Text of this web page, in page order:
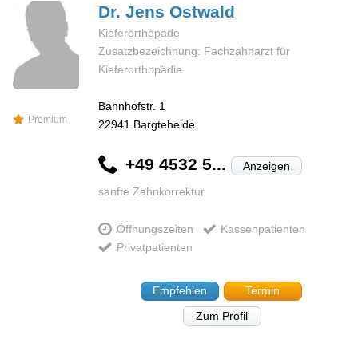
Premium
Dr. Jens Ostwald
Kieferorthopäde
Zusatzbezeichnung: Fachzahnarzt für
Kieferorthopädie
Bahnhofstr. 1
22941 Bargteheide
+49 4532 5... Anzeigen
sanfte Zahnkorrektur
Öffnungszeiten
Kassenpatienten
Privatpatienten
Empfehlen
Termin
Zum Profil